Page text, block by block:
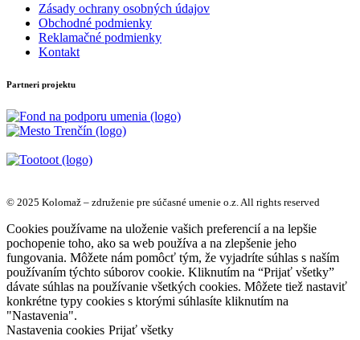
Zásady ochrany osobných údajov
Obchodné podmienky
Reklamačné podmienky
Kontakt
Partneri projektu
© 2025 Kolomaž – združenie pre súčasné umenie o.z. All rights reserved
Cookies používame na uloženie vašich preferencií a na lepšie
pochopenie toho, ako sa web používa a na zlepšenie jeho
fungovania. Môžete nám pomôcť tým, že vyjadríte súhlas s naším
používaním týchto súborov cookie. Kliknutím na “Prijať všetky”
dávate súhlas na používanie všetkých cookies. Môžete tiež nastaviť
konkrétne typy cookies s ktorými súhlasíte kliknutím na
"Nastavenia".
Nastavenia cookies Prijať všetky